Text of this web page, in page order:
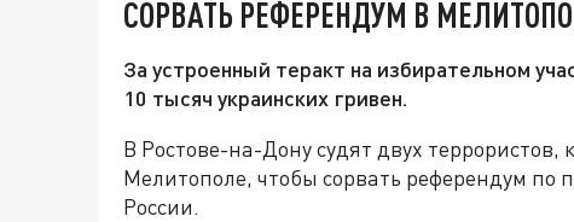
СОРВАТЬ РЕФЕРЕНДУМ В
За устроенный теракт на избирательном
10 тысяч украинских гривен.
В Ростове-на-Дону судят двух
Мелитополе, чтобы сорвать референдум по
России.